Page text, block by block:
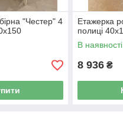
"Честер" 4
Етажерка
полиці
В наявності
8 936 ₴